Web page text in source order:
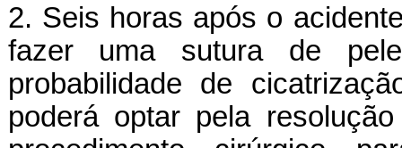
2. Seis horas após o
fazer uma sutura de
probabilidade de
poderá optar pela